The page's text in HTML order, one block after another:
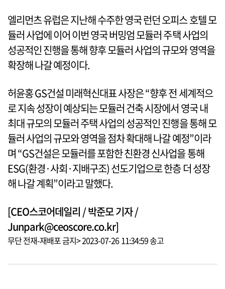
엘리먼츠 유럽은 지난해 수주한 영국 런던 오피스 호텔 모
듈러 사업에 이어 이번 영국 버밍엄 모듈러 주택 사업의
성공적인 진행을 통해 향후 모듈러 사업의 규모와 영역을
확장해 나갈 예정이다.
허윤홍 GS건설 미래혁신대표 사장은 “향후 전 세계적으
로 지속 성장이 예상되는 모듈러 건축 시장에서 영국 내
최대 규모의 모듈러 주택 사업의 성공적인 진행을 통해 모
듈러 사업의 규모와 영역을 점차 확대해 나갈 예정”이라
며 “GS건설은 모듈러를 포함한 친환경 신사업을 통해
ESG(환경·사회·지배구조) 선도기업으로 한층 더 성장
해 나갈 계획”이라고 말했다.
[CEO스코어데일리 / 박준모 기자 /
Junpark@ceoscore.co.kr]
무단 전재-재배포 금지> 2023-07-26 11:34:59 송고